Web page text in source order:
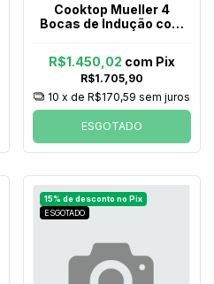
Cooktop Mueller 4
Bocas de Indução com
R$1.705,90
R$1.450,02 com Pix
10 x de R$170,59 sem juros
ESGOTADO
ESGOTADO